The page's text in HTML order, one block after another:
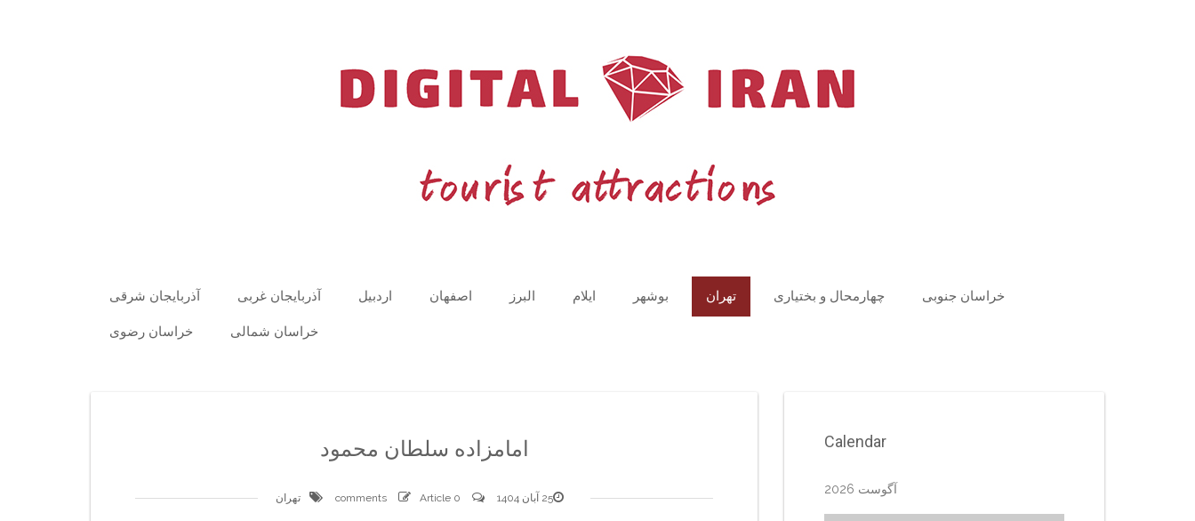
آذربایجان شرقی آذربایجان غربی اردبیل اصفهان البرز ایلام بوشهر تهران چهارمحال و بختیاری خراسان جنوبی
خراسان رضوی خراسان شمالی
امامزاده سلطان محمود
25 آبان 1404 0 comments
Article تهران
Calendar
آگوست 2026